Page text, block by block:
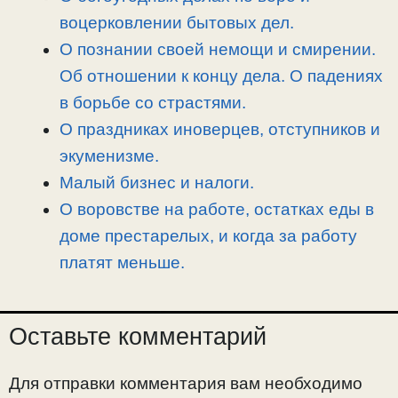
воцерковлении бытовых дел.
О познании своей немощи и смирении.
Об отношении к концу дела. О падениях
в борьбе со страстями.
О праздниках иноверцев, отступников и
экуменизме.
Малый бизнес и налоги.
О воровстве на работе, остатках еды в
доме престарелых, и когда за работу
платят меньше.
Оставьте комментарий
Для отправки комментария вам необходимо